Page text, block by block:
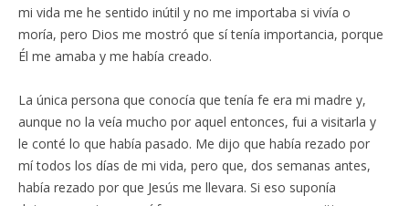
mi vida me he sentido inútil y no me importaba si vivía o
moría, pero Dios me mostró que sí tenía importancia, porque
Él me amaba y me había creado.
La única persona que conocía que tenía fe era mi madre y,
aunque no la veía mucho por aquel entonces, fui a visitarla y
le conté lo que había pasado. Me dijo que había rezado por
mí todos los días de mi vida, pero que, dos semanas antes,
había rezado por que Jesús me llevara. Si eso suponía